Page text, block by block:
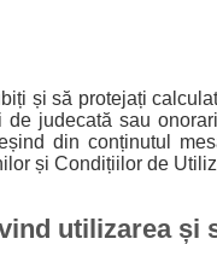
și să protejați
judecată sau
din conținutul
și Condițiilor de
utilizarea și